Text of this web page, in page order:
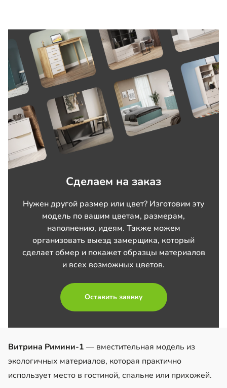
Сделаем на заказ
Нужен другой размер или цвет? Изготовим эту
модель по вашим цветам, размерам,
наполнению, идеям. Также можем
организовать выезд замерщика, который
сделает обмер и покажет образцы материалов
и всех возможных цветов.
Оставить заявку
Витрина Римини-1 — вместительная модель из
экологичных материалов, которая практично
использует место в гостиной, спальне или прихожей.